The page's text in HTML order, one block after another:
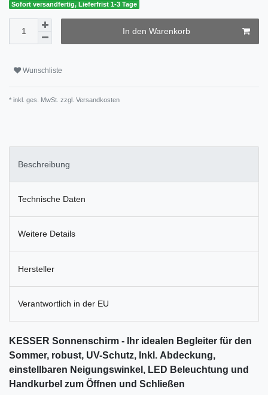
Sofort versandfertig, Lieferfrist 1-3 Tage
In den Warenkorb
Wunschliste
* inkl. ges. MwSt. zzgl. Versandkosten
Beschreibung
Technische Daten
Weitere Details
Hersteller
Verantwortlich in der EU
KESSER Sonnenschirm - Ihr idealen Begleiter für den
Sommer, robust, UV-Schutz, Inkl. Abdeckung,
einstellbaren Neigungswinkel, LED Beleuchtung und
Handkurbel zum Öffnen und Schließen